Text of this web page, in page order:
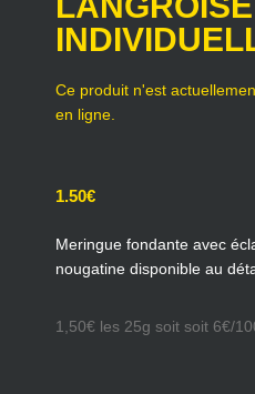
1.50€
Meringue fondante avec
nougatine disponible au
1,50€ les 25g soit soit 6€/